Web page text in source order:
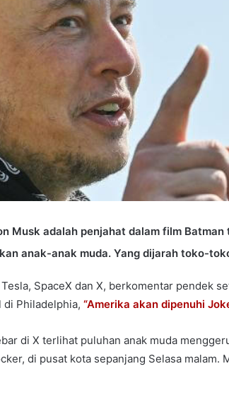
Musk adalah penjahat dalam film Batman
anak-anak muda. Yang dijarah toko-
SpaceX dan X, berkomentar pendek
Philadelphia, “Amerika akan dipenuhi
di X terlihat puluhan anak muda
di pusat kota sepanjang Selasa malam.